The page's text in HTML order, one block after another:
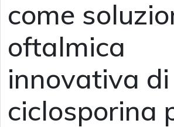
come
oftalmica
innovativa di
ciclosporina